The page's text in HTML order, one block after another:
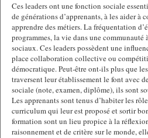
Ces leaders ont une fonction sociale
de générations d’apprenants, à les aider à
apprendre des métiers. La fréquentation
programmes, la vie dans une communauté
sociaux. Ces leaders possèdent une
place collaboration collective ou
démocratique. Peut-être ont-ils plus que
traversent leur établissement le font avec
sociale (note, examen, diplôme), ils sont
Les apprenants sont tenus d’habiter les
curriculum qui leur est proposé et sortir
formation sont un lieu propice à la
raisonnement et de critère sur le monde,